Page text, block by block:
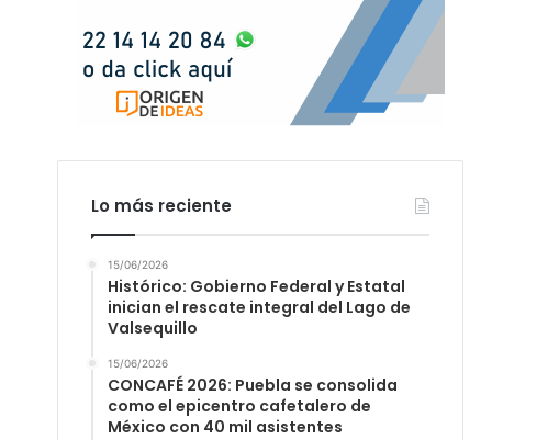
Lo más reciente
15/06/2026
Histórico: Gobierno Federal y Estatal
inician el rescate integral del Lago de
Valsequillo
15/06/2026
CONCAFÉ 2026: Puebla se consolida
como el epicentro cafetalero de
México con 40 mil asistentes